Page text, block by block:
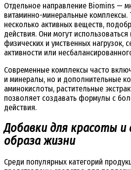
Отдельное направление Biomins —
витаминно-минеральные комплексы.
несколько активных веществ,
действия. Они могут
физических и умственных нагрузок,
активности или
Современные комплексы часто
и минералы, но и дополнительные
аминокислоты, растительные
позволяет создавать формулы с
действия.
Добавки для красоты и
образа жизни
Среди популярных категорий